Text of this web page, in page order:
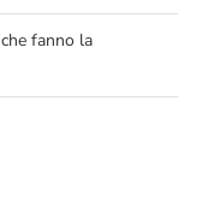
fanno la